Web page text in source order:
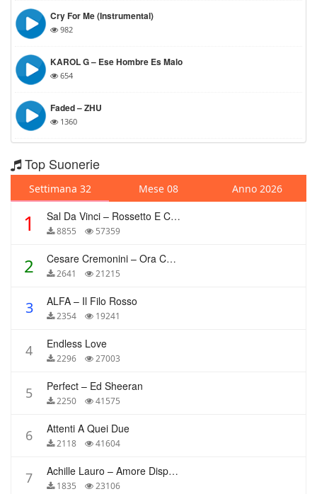
Cry For Me (Instrumental)
982
KAROL G – Ese Hombre Es Malo
654
Faded – ZHU
1360
Top Suonerie
Settimana 32 Mese 08 Anno 2026
1 Sal Da Vinci – Rossetto E Caffè
8855 57359
2 Cesare Cremonini – Ora Che Non Ho Più Te
2641 21215
3 ALFA – Il Filo Rosso
2354 19241
4 Endless Love
2296 27003
5 Perfect – Ed Sheeran
2250 41575
6 Attenti A Quei Due
2118 41604
7 Achille Lauro – Amore Disperato
1835 23106